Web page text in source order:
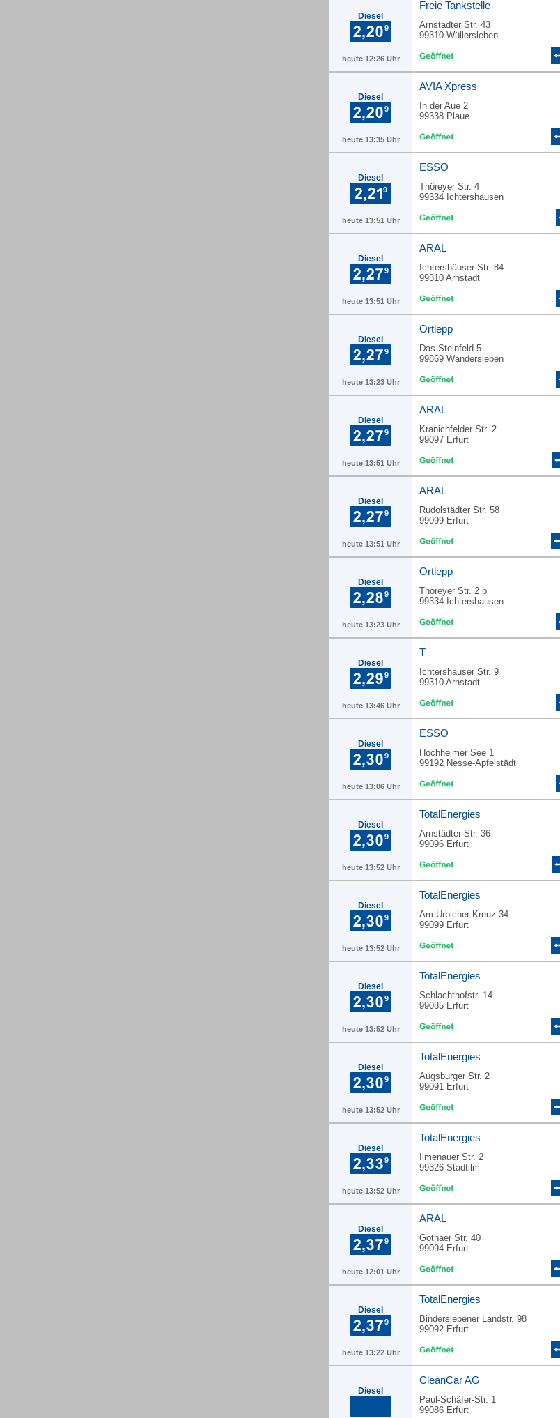
Diesel
heute 12:26 Uhr
Freie Tankstelle
Arnstädter Str. 43
99310 Wüllersleben
Diesel
heute 13:35 Uhr
AVIA Xpress
In der Aue 2
99338 Plaue
Diesel
heute 13:51 Uhr
ESSO
Thöreyer Str. 4
99334 Ichtershausen
Diesel
heute 13:51 Uhr
ARAL
Ichtershäuser Str. 84
99310 Arnstadt
Diesel
heute 13:23 Uhr
Ortlepp
Das Steinfeld 5
99869 Wandersleben
Diesel
heute 13:51 Uhr
ARAL
Kranichfelder Str. 2
99097 Erfurt
Diesel
heute 13:51 Uhr
ARAL
Rudolstädter Str. 58
99099 Erfurt
Diesel
heute 13:23 Uhr
Ortlepp
Thöreyer Str. 2 b
99334 Ichtershausen
Diesel
heute 13:46 Uhr
T
Ichtershäuser Str. 9
99310 Arnstadt
Diesel
heute 13:06 Uhr
ESSO
Hochheimer See 1
99192 Nesse-Apfelstädt
Diesel
heute 13:52 Uhr
TotalEnergies
Arnstädter Str. 36
99096 Erfurt
Diesel
heute 13:52 Uhr
TotalEnergies
Am Urbicher Kreuz 34
99099 Erfurt
Diesel
heute 13:52 Uhr
TotalEnergies
Schlachthofstr. 14
99085 Erfurt
Diesel
heute 13:52 Uhr
TotalEnergies
Augsburger Str. 2
99091 Erfurt
Diesel
heute 13:52 Uhr
TotalEnergies
Ilmenauer Str. 2
99326 Stadtilm
Diesel
heute 12:01 Uhr
ARAL
Gothaer Str. 40
99094 Erfurt
Diesel
heute 13:22 Uhr
TotalEnergies
Binderslebener Landstr. 98
99092 Erfurt
Diesel
CleanCar AG
Paul-Schäfer-Str. 1
99086 Erfurt